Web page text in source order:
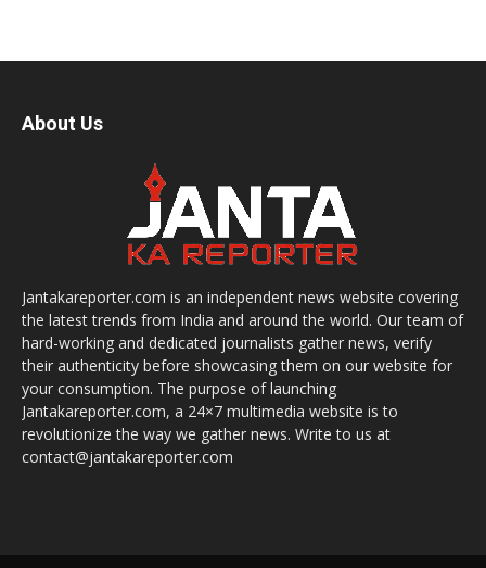
About Us
Jantakareporter.com is an independent news website covering
the latest trends from India and around the world. Our team of
hard-working and dedicated journalists gather news, verify
their authenticity before showcasing them on our website for
your consumption. The purpose of launching
Jantakareporter.com, a 24×7 multimedia website is to
revolutionize the way we gather news. Write to us at
contact@jantakareporter.com